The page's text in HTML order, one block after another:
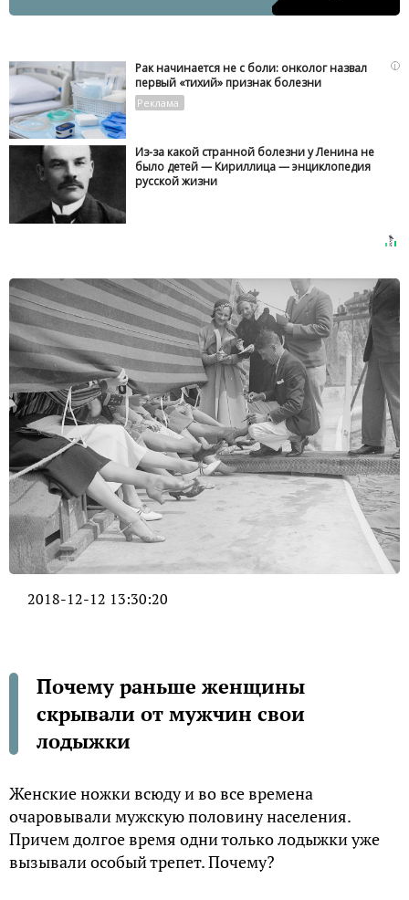
i
Рак начинается не с боли: онколог назвал
первый «тихий» признак болезни
Из-за какой странной болезни у Ленина не
было детей — Кириллица — энциклопедия
русской жизни
2018-12-12 13:30:20
Почему раньше женщины
скрывали от мужчин свои
лодыжки
Женские ножки всюду и во все времена
очаровывали мужскую половину населения.
Причем долгое время одни только лодыжки уже
вызывали особый трепет. Почему?